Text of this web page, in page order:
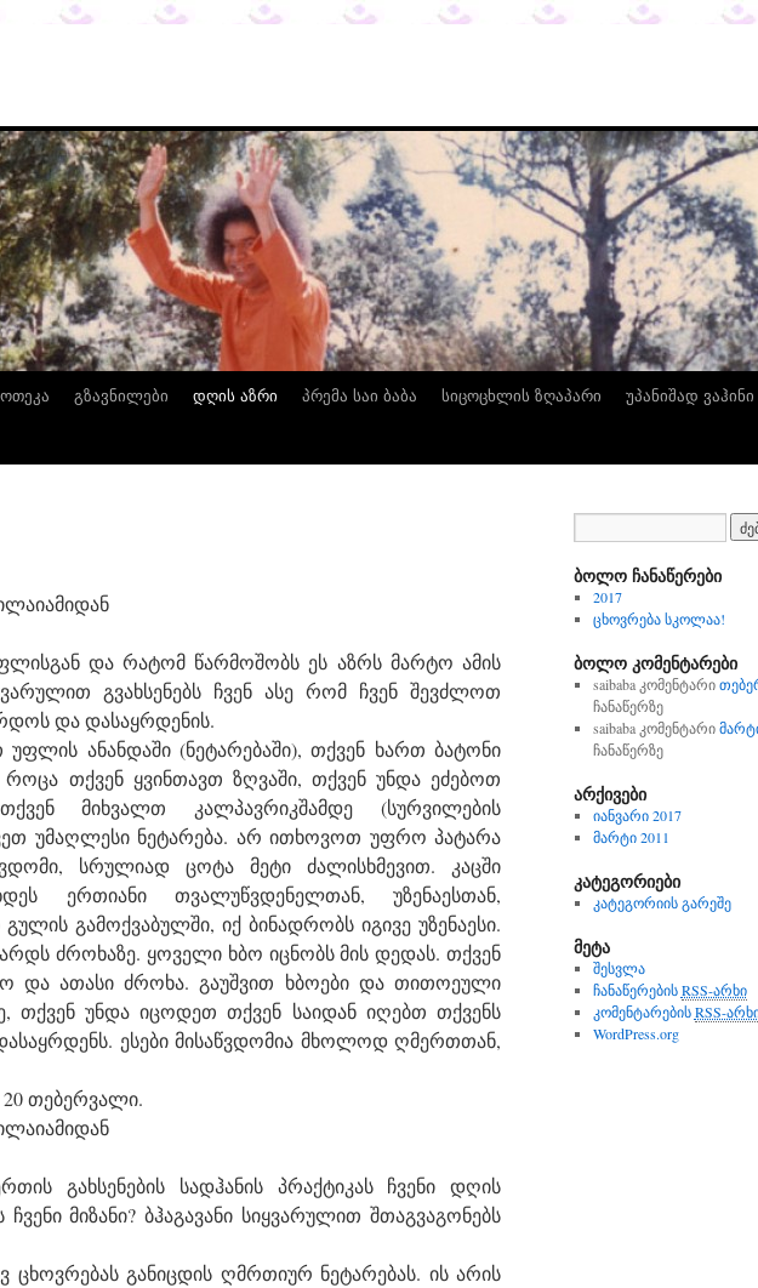
გზავნილები დღის აზრი პრემა საი ბაბა სიცოცხლის ზღაპარი
უპანიშად ვაჰინი
და რატომ წარმოშობს ეს აზრს მარტო ამის
გვახსენებს ჩვენ ასე რომ ჩვენ შევძლოთ
და დასაყრდენის.
ანანდაში (ნეტარებაში), თქვენ ხართ ბატონი
როცა თქვენ ყვინთავთ ზღვაში, თქვენ უნდა ეძებოთ
მიხვალთ კალპავრიკშამდე (სურვილების
უმაღლესი ნეტარება. არ ითხოვოთ უფრო პატარა
სრულიად ცოტა მეტი ძალისხმევით. კაცში
ერთიანი თვალუწვდენელთან, უზენაესთან,
გამოქვაბულში, იქ ბინადრობს იგივე უზენაესი.
ძროხაზე. ყოველი ხბო იცნობს მის დედას. თქვენ
და ათასი ძროხა. გაუშვით ხბოები და თითოეული
თქვენ უნდა იცოდეთ თქვენ საიდან იღებთ თქვენს
ესები მისაწვდომია მხოლოდ ღმერთთან,
თებერვალი.
გახსენების სადჰანის პრაქტიკას ჩვენი დღის
მიზანი? ბჰაგავანი სიყვარულით შთაგვაგონებს
ცხოვრებას განიცდის ღმრთიურ ნეტარებას. ის არის
ბოლო ჩანაწერები
2017
ცხოვრება სკოლაა!
ბოლო კომენტარები
saibabaკომენტარი
ჩანაწერზე
saibabaკომენტარი
ჩანაწერზე
არქივები
იანვარი 2017
მარტი 2011
კატეგორიები
კატეგორიის გარეშე
მეტა
შესვლა
ჩანაწერებისRSS-არხი
კომენტარებისRSS-
WordPress.org